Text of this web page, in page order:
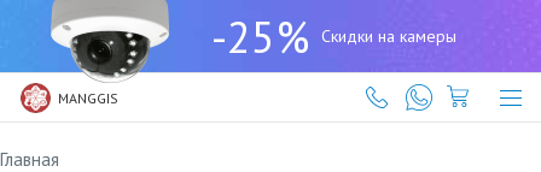
-25% Скидки на камеры
MANGGIS
(727)
317-
61-
61
Главная